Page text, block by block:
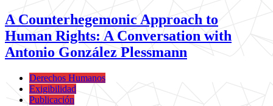
A Counterhegemonic Approach to
Human Rights: A Conversation with
Antonio González Plessmann
Derechos Humanos
Exigibilidad
Publicación